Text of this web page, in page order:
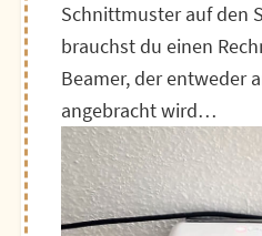
Schnittmuster auf den
brauchst du einen
Beamer, der entweder
angebracht wird…